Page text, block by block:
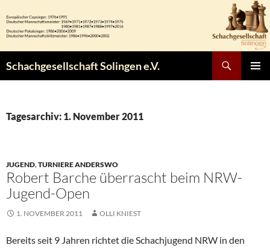
Inhalt
springen
Schachgesellschaft Solingen e.V.
Tagesarchiv: 1. November 2011
JUGEND,TURNIERE ANDERSWO
Robert Barche überrascht beim NRW-
Jugend-Open
1. NOVEMBER 2011 OLLI KNIEST
Bereits seit 9 Jahren richtet die Schachjugend NRW in den